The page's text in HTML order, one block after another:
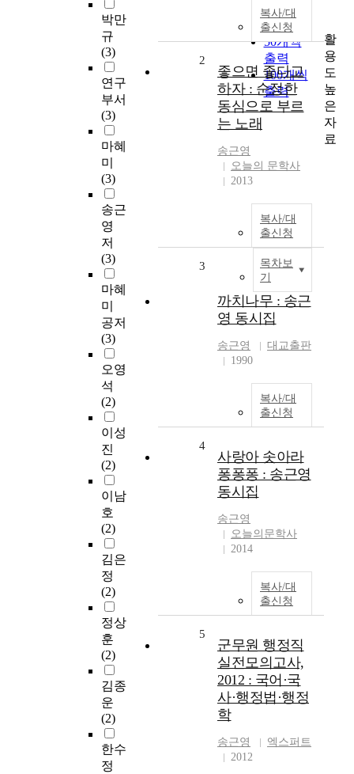
박만
규
(3)
연구
부서
(3)
마혜
미
(3)
송근
영
저
(3)
마혜
미
공저
(3)
오영
석
(2)
이성
진
(2)
이남
호
(2)
김은
정
(2)
정상
훈
(2)
김종
운
(2)
한수
정
관순
30개씩
출력
50개씩
출력
100개씩
출력
복사/대
출신청
2
좋으면 좋다고
하자 : 순정한
동심으로 부르
는 노래
송근영
오늘의 문학사
2013
복사/대
출신청
목차보
기
3
까치나무 : 송근
영 동시집
송근영
대교출판
1990
복사/대
출신청
4
사랑아 솟아라
퐁퐁퐁 : 송근영
동시집
송근영
오늘의문학사
2014
복사/대
출신청
5
군무원 행정직
실전모의고사,
2012 : 국어·국
사·행정법·행정
학
송근영
엑스퍼트
2012
활
용
도
높
은
자
료